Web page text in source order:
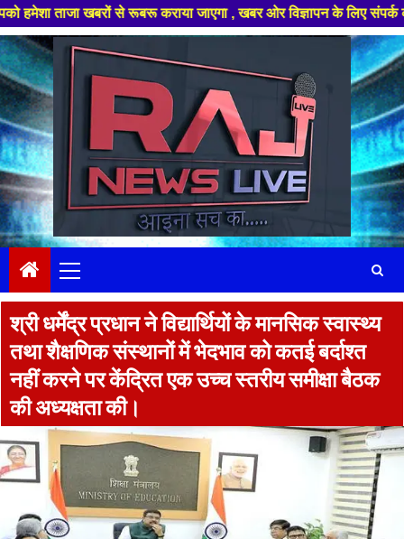
खबरों से रूबरू कराया जाएगा , खबर ओर विज्ञापन के लिए संपर्क करे +91
Skip
to
content
Menu
श्री धर्मेंद्र प्रधान ने विद्यार्थियों के मानसिक स्वास्थ्य
तथा शैक्षणिक संस्थानों में भेदभाव को कतई बर्दाश्‍त
नहीं करने पर केंद्रित एक उच्च स्तरीय समीक्षा बैठक
की अध्यक्षता की।